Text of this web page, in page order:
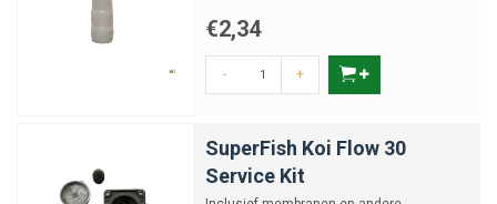
€2,34
- +
SuperFish Koi Flow 30
Service Kit